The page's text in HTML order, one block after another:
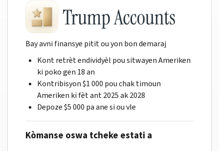
Bay avni finansye pitit ou yon bon demaraj
Kont retrèt endividyèl pou sitwayen Ameriken
ki poko gen 18 an
Kontribisyon $1 000 pou chak timoun
Ameriken ki fèt ant 2025 ak 2028
Depoze $5 000 pa ane si ou vle
Kòmanse oswa tcheke estati a